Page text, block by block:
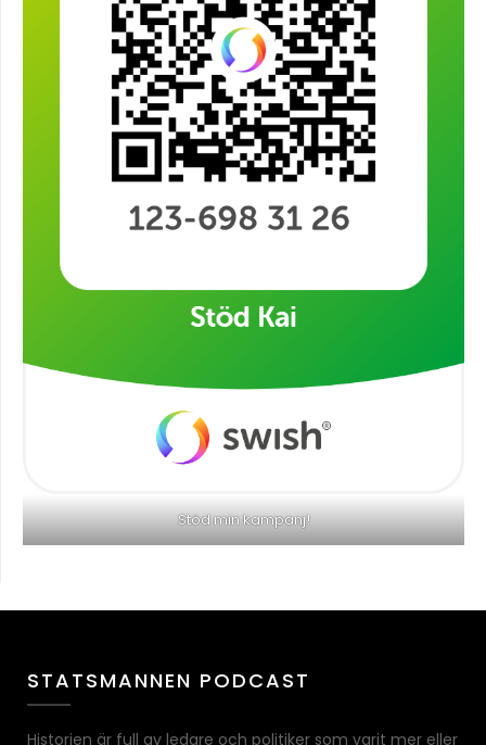
Stöd min kampanj!
STATSMANNEN PODCAST
Historien är full av ledare och politiker som varit mer eller